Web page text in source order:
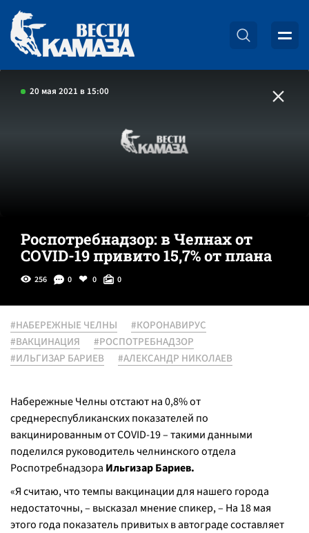
20 мая 2021 в 15:00
Роспотребнадзор: в Челнах от
COVID-19 привито 15,7% от плана
256 0 0 0
#НАБЕРЕЖНЫЕ ЧЕЛНЫ
#КОРОНАВИРУС
#ВАКЦИНАЦИЯ
#РОСПОТРЕБНАДЗОР
#ИЛЬГИЗАР БАРИЕВ
#АЛЕКСАНДР НИКОЛАЕВ
Набережные Челны отстают на 0,8% от
среднереспубликанских показателей по
вакцинированным от COVID-19 – такими данными
поделился руководитель челнинского отдела
Роспотребнадзора Ильгизар Бариев.
«Я считаю, что темпы вакцинации для нашего города
недостаточны, – высказал мнение спикер, – На 18 мая
этого года показатель привитых в автограде составляет